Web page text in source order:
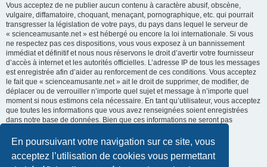
En poursuivant votre navigation sur ce site, vous
acceptez l’utilisation de cookies vous permettant
Vous acceptez de ne publier aucun contenu à caractère abusif, obscène,
vulgaire, diffamatoire, choquant, menaçant, pornographique, etc. qui pourrait
transgresser la législation de votre pays, du pays dans lequel le serveur de
« scienceamusante.net » est hébergé ou encore la loi internationale. Si vous
ne respectez pas ces dispositions, vous vous exposez à un bannissement
immédiat et définitif et nous nous réservons le droit d’avertir votre fournisseur
d’accès à internet et les autorités officielles. L’adresse IP de tous les messages
est enregistrée afin d’aider au renforcement de ces conditions. Vous acceptez
le fait que « scienceamusante.net » ait le droit de supprimer, de modifier, de
déplacer ou de verrouiller n’importe quel sujet et message à n’importe quel
moment si nous estimons cela nécessaire. En tant qu’utilisateur, vous acceptez
que toutes les informations que vous avez renseignées soient enregistrées
dans notre base de données. Bien que ces informations ne seront pas
« scienceamusante.net », ni phpBB, ne pourront être tenus comme
responsables en cas de tentative de piratage informatique visant à
compromettre vos données.